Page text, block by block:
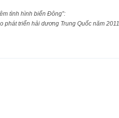
tình hình biển Đông”:
phát triển hải dương Trung Quốc năm 2011.